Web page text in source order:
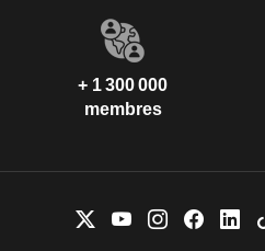
+ 1 300 000
membres